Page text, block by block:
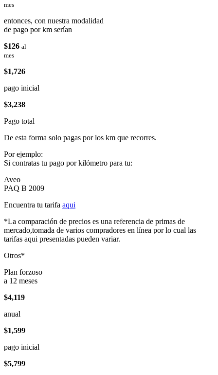
mes
entonces, con nuestra modalidad
de pago por km serían
$126 al
mes
$1,726
pago inicial
$3,238
Pago total
De esta forma solo pagas por los km que recorres.
Por ejemplo:
Si contratas tu pago por kilómetro para tu:
Aveo
PAQ B 2009
Encuentra tu tarifa aqui
*La comparación de precios es una referencia de primas de
mercado,tomada de varios compradores en línea por lo cual las
tarifas aqui presentadas pueden variar.
Otros*
Plan forzoso
a 12 meses
$4,119
anual
$1,599
pago inicial
$5,799